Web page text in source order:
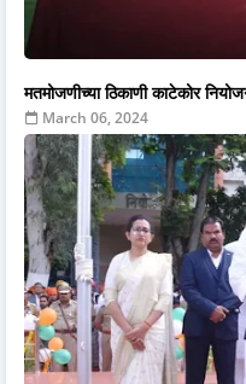
मतमोजणीच्या ठिकाणी काटेकोर
March 06, 2024